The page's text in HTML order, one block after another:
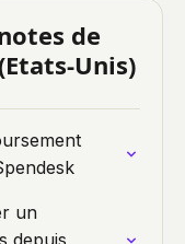
de
Unis)
un
depuis